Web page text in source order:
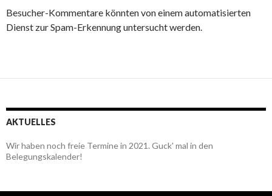
Besucher-Kommentare könnten von einem automatisierten
Dienst zur Spam-Erkennung untersucht werden.
AKTUELLES
Wir haben noch freie Termine in 2021. Guck' mal in den
Belegungskalender!